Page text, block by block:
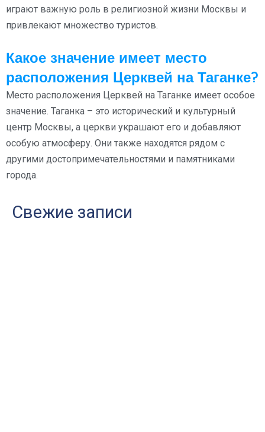
играют важную роль в религиозной жизни Москвы и
привлекают множество туристов.
Какое значение имеет место
расположения Церквей на Таганке?
Место расположения Церквей на Таганке имеет особое
значение. Таганка – это исторический и культурный
центр Москвы, а церкви украшают его и добавляют
особую атмосферу. Они также находятся рядом с
другими достопримечательностями и памятниками
города.
Свежие записи